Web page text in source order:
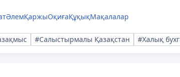
ӘлемҚаржыОқиғаҚұқықМақалалар
#Салыстырмалы Қазақстан #Халық